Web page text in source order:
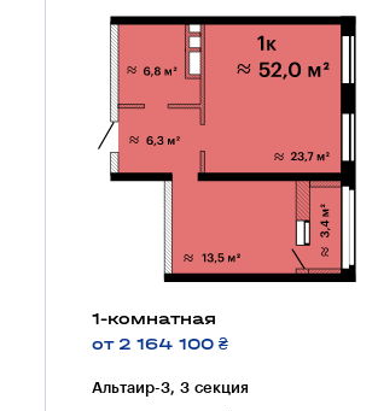
1-комнатная
от 2 164 100 ₴
Альтаир-3, 3 секция